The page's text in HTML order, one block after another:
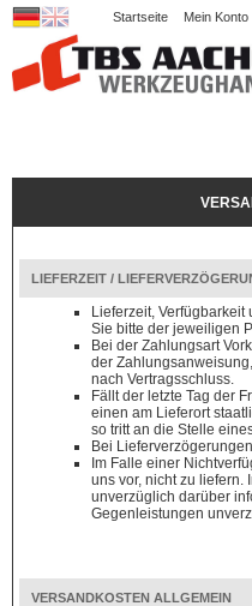
Startseite Mein Konto
LIEFERZEIT /
Lieferzeit,
Sie bitte der jeweiligen
Bei der Zahlungsart
der
nach Vertragsschluss.
Fällt der letzte Tag der
einen am Lieferort
so tritt an die Stelle
Bei
Im Falle einer
uns vor, nicht zu liefern.
unverzüglich darüber
Gegenleistungen
VERSANDKOSTEN ALLGEMEIN